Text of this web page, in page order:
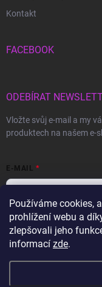
Používáme cookies,
prohlížení webu a
zlepšovali jeho
informací zde.
Kontakt
FACEBOOK
ODEBÍRAT
Vložte svůj e-mail a my
produktech na našem e-
E-MAIL
Vložením e-mailu
Přihlásit se